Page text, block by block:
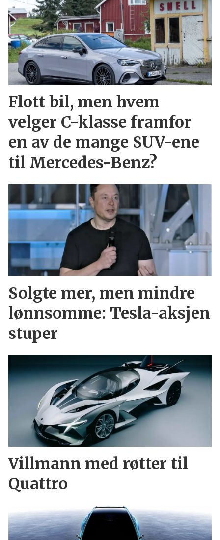
Flott bil, men hvem
velger C-klasse framfor
en av de mange SUV-ene
til Mercedes-Benz?
Solgte mer, men mindre
lønnsomme: Tesla-aksjen
stuper
Villmann med røtter til
Quattro